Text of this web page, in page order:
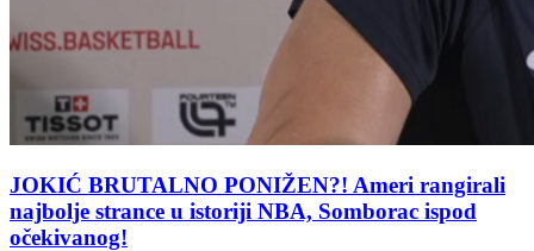
JOKIĆ BRUTALNO PONIŽEN?! Ameri rangirali
najbolje strance u istoriji NBA, Somborac ispod
očekivanog!